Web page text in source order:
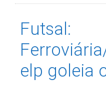
Futsal:
elp goleia